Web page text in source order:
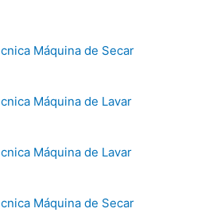
Máquina de Secar
Máquina de Lavar
Máquina de Lavar
Máquina de Secar